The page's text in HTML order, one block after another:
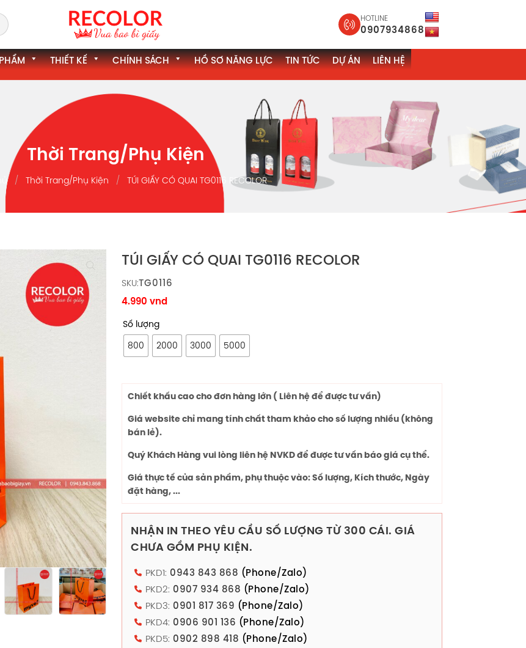
HOTLINE
0907934868
THIẾT KẾ CHÍNH SÁCH HỒ SƠ NĂNG LỰC TIN TỨC DỰ ÁN LIÊN HỆ
Thời Trang/Phụ Kiện
Thời Trang/Phụ Kiện TÚI GIẤY CÓ QUAI TG0116 RECOLOR
TÚI GIẤY CÓ QUAI TG0116 RECOLOR
SKU:TG0116
4.990 vnd
Số lượng
800
2000 3000 5000
Chiết khấu cao cho đơn hàng lớn ( Liên hệ để được tư vấn)
Giá website chỉ mang tính chất tham khảo cho số lượng nhiều (không
bán lẻ).
Quý Khách Hàng vui lòng liên hệ NVKD để được tư vấn báo giá cụ thể.
Giá thực tế của sản phẩm, phụ thuộc vào: Số lượng, Kích thước, Ngày
đặt hàng, ...
NHẬN IN THEO YÊU CẦU SỐ LƯỢNG TỪ 300 CÁI. GIÁ
CHƯA GỒM PHỤ KIỆN.
PKD1: 0943 843 868 (Phone/Zalo)
PKD2: 0907 934 868 (Phone/Zalo)
PKD3: 0901 817 369 (Phone/Zalo)
PKD4: 0906 901 136 (Phone/Zalo)
PKD5: 0902 898 418 (Phone/Zalo)